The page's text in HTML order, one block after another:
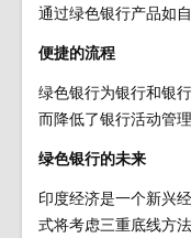
通过绿色银行产品如
便捷的流程
绿色银行为银行和银
而降低了银行活动管
绿色银行的未来
印度经济是一个新兴
式将考虑三重底线方